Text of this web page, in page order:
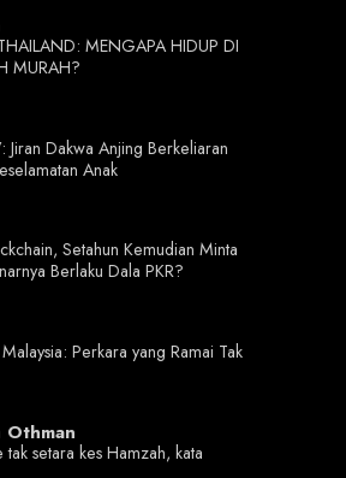
MENGAPA HIDUP DI
MURAH?
Jiran Dakwa Anjing Berkeliaran
Anak
Setahun Kemudian Minta
Berlaku Dala PKR?
Perkara yang Ramai Tak
Othman
setara kes Hamzah, kata